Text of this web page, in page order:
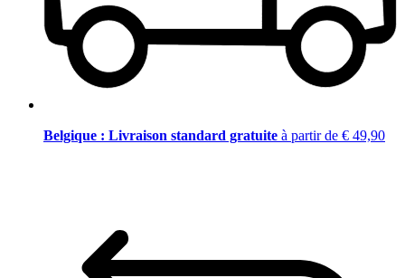
Belgique : Livraison standard gratuite à partir de € 49,90